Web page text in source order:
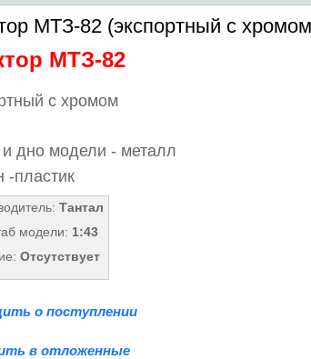
МТЗ-82 (экспортный с
МТЗ-82
с хромом
и дно модели - металл
-пластик
Тантал
модели: 1:43
Отсутствует
о поступлении
в отложенные